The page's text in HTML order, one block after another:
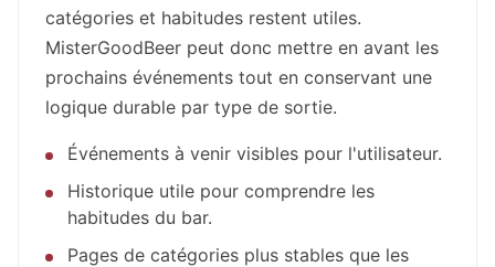
catégories et habitudes restent utiles.
MisterGoodBeer peut donc mettre en avant les
prochains événements tout en conservant une
logique durable par type de sortie.
Événements à venir visibles pour l'utilisateur.
Historique utile pour comprendre les
habitudes du bar.
Pages de catégories plus stables que les